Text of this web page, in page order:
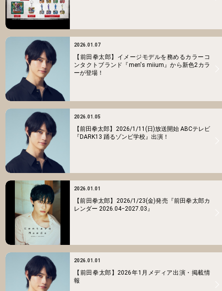
2026.01.07
【前田拳太郎】イメージモデルを務めるカラーコ
ンタクトブランド『men's miium』から新色2カラ
ーが登場！
2026.01.05
【前田拳太郎】2026/1/11(日)放送開始 ABCテレビ
『DARK13 踊るゾンビ学校』出演！
2026.01.01
【前田拳太郎】2026/1/23(金)発売『前田拳太郎カ
レンダー 2026.04−2027.03』
2026.01.01
【前田拳太郎】2026年1月メディア出演・掲載情
報